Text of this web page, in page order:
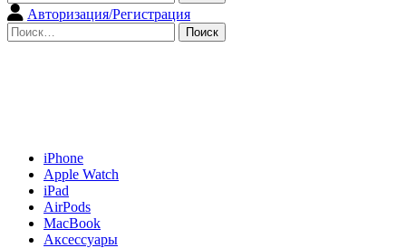
Авторизация/Регистрация
Найти:
iPhone
Apple Watch
iPad
AirPods
MacBook
Аксессуары